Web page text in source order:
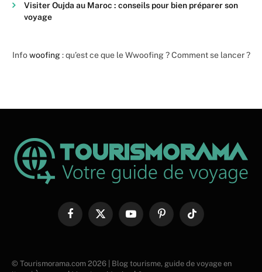
Visiter Oujda au Maroc : conseils pour bien préparer son
voyage
Infowoofing: qu’est ce que le Wwoofing ? Comment se lancer ?
FacebookX
YouTubePinterestTikTok
© Tourismorama.com 2026 | Blog tourisme, guide de voyage en